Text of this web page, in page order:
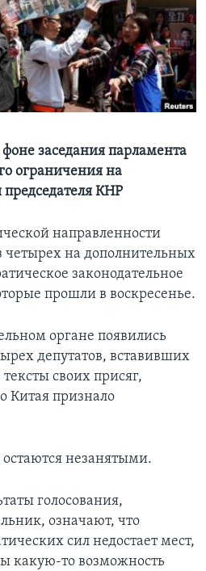
заседания парламента
ограничения на
председателя КНР
направленности
четырех на дополнительных
законодательное
прошли в воскресенье.
органе появились
депутатов, вставивших
своих присяг,
Китая признало
незанятыми.
голосования,
означают, что
сил недостает мест,
какую-то возможность